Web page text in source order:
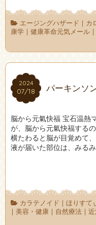
エージングハザード | カ
康学 | 健康革命元気メール |
2024
07/18
2024
07/18 パーキンソ
脳から元氣快福 宝石温熱
が、脳から元氣快福する
横たわると脳が目覚めて
液が届いた部位は、みる
カラテノイド | ほりすて
| 美容・健康 | 自然療法 |